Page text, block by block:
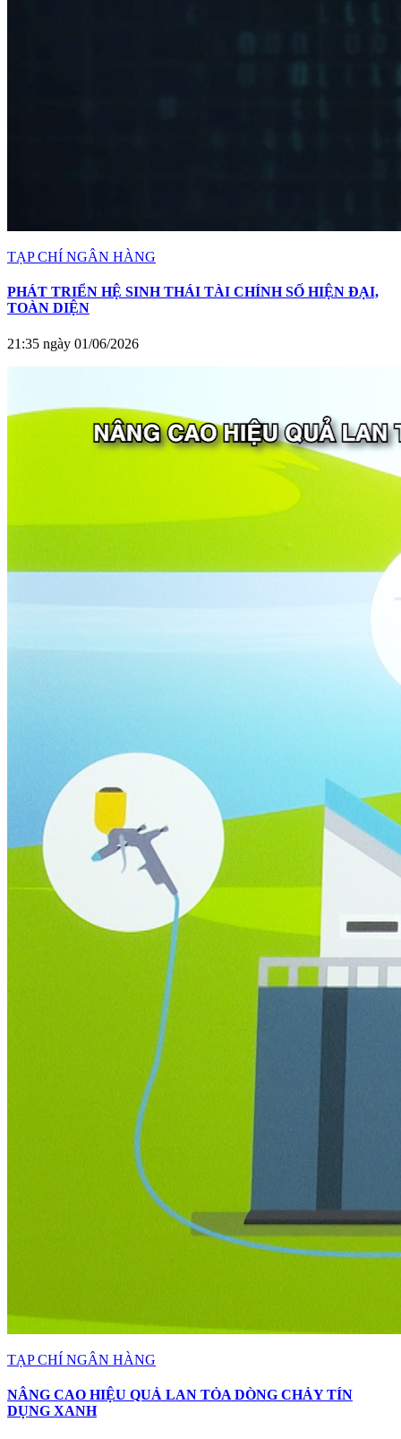
TẠP CHÍ NGÂN HÀNG
PHÁT TRIỂN HỆ SINH THÁI TÀI CHÍNH SỐ HIỆN ĐẠI,
TOÀN DIỆN
21:35 ngày 01/06/2026
TẠP CHÍ NGÂN HÀNG
NÂNG CAO HIỆU QUẢ LAN TỎA DÒNG CHẢY TÍN
DỤNG XANH